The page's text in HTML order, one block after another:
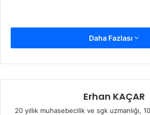
Daha Fazlası
Erhan KAÇAR
20 yıllık muhasebecilik ve sgk uzmanlığı,